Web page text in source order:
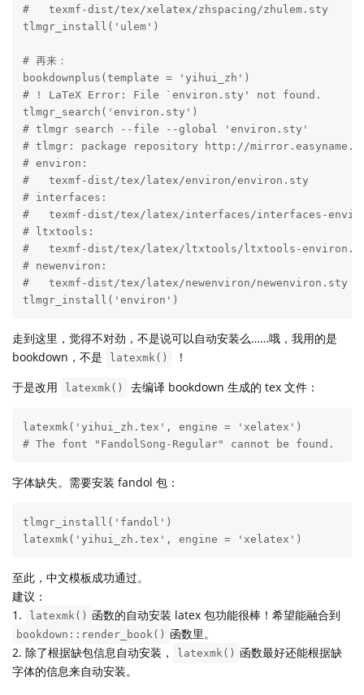
#   texmf-dist/tex/xelatex/zhspacing/zhulem.sty
tlmgr_install('ulem')
# 再来：
bookdownplus(template = 'yihui_zh')
# ! LaTeX Error: File `environ.sty' not found.
tlmgr_search('environ.sty')
# tlmgr search --file --global 'environ.sty'
# tlmgr: package repository http://
# environ:
#   texmf-dist/tex/latex/environ/environ.sty
# interfaces:
#   texmf-dist/tex/latex/interfaces/interfaces-
# ltxtools:
#   texmf-dist/tex/latex/ltxtools/ltxtools-
# newenviron:
#   texmf-dist/tex/latex/newenviron/newenviron.sty
tlmgr_install('environ')
走到这里，觉得不对劲，不是说可以自动安装么……哦，我用的是
bookdown，不是
latexmk()
！
于是改用
latexmk() 去编译 bookdown 生成的 tex 文件：
latexmk('yihui_zh.tex', engine = 'xelatex')
# The font "FandolSong-Regular" cannot be found.
字体缺失。需要安装 fandol 包：
tlmgr_install('fandol')
latexmk('yihui_zh.tex', engine = 'xelatex')
至此，中文模板成功通过。
建议：
1.
latexmk() 函数的自动安装 latex 包功能很棒！希望能融合到
bookdown::render_book() 函数里。
2. 除了根据缺包信息自动安装，
latexmk() 函数最好还能根据缺
字体的信息来自动安装。